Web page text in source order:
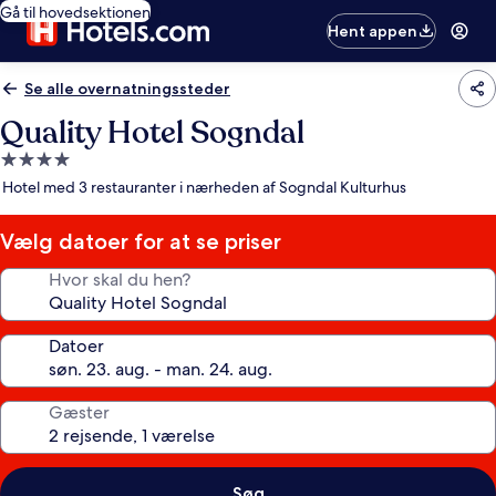
Gå til hovedsektionen
Hent appen
Se alle overnatningssteder
Quality Hotel Sogndal
4.0-
stjernet
Hotel med 3 restauranter i nærheden af Sogndal Kulturhus
Vælg datoer for at se priser
Hvor skal du hen?
Datoer
Gæster